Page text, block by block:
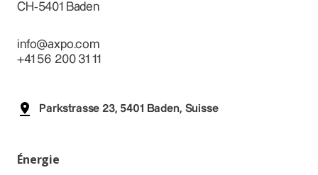
CH-5401 Baden
info@axpo.com
+41 56 200 31 11
Parkstrasse 23, 5401 Baden, Suisse
Énergie